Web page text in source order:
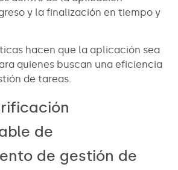
y la finalización en tiempo y
hacen que la aplicación sea
quienes buscan una eficiencia
de tareas.
de
de gestión de